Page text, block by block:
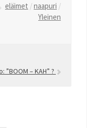
eläimet /naapuri /
Yleinen
”BOOM – KAH” ?